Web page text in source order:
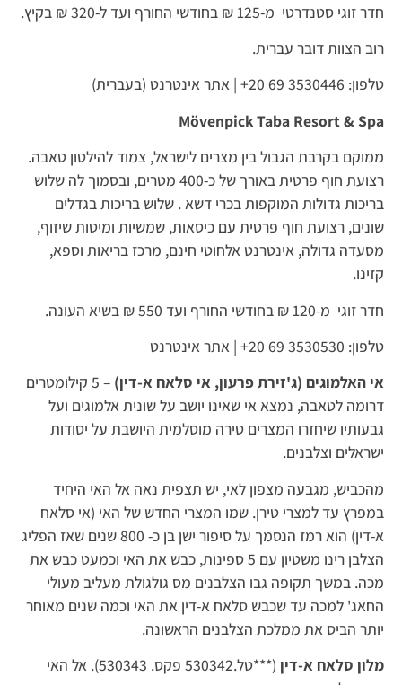
חדר זוגי סטנדרטי מ-125 ₪ בחודשי החורף ועד ל-320 ₪ בקיץ.
רוב הצוות דובר עברית.
טלפון: 3530446 69 20+ | אתר אינטרנט (בעברית)
Mövenpick Taba Resort & Spa
ממוקם בקרבת הגבול בין מצרים לישראל, צמוד להילטון טאבה.
רצועת חוף פרטית באורך של כ-400 מטרים, ובסמוך לה שלוש
בריכות גדולות המוקפות בכרי דשא . שלוש בריכות בגדלים
שונים, רצועת חוף פרטית עם כיסאות, שמשיות ומיטות שיזוף,
מסעדה גדולה, אינטרנט אלחוטי חינם, מרכז בריאות וספא,
קזינו.
חדר זוגי מ-120 ₪ בחודשי החורף ועד 550 ₪ בשיא העונה.
טלפון: 3530530 69 20+ | אתר אינטרנט
אי האלמוגים (ג'זירת פרעון, אי סלאח א-דין)
– 5 קילומטרים
דרומה לטאבה, נמצא אי שאינו יושב על שונית אלמוגים ועל
גבעותיו שיחזרו המצרים טירה מוסלמית היושבת על יסודות
ישראלים וצלבנים.
מהכביש, מגבעה מצפון לאי, יש תצפית נאה אל האי היחיד
במפרץ עד למצרי טירן. שמו המצרי החדש של האי (אי סלאח
א-דין) הוא רמז הנסמך על סיפור ישן בן כ- 800 שנים שאז הפליג
הצלבן רינו משטיון עם 5 ספינות, כבש את האי וכמעט כבש את
מכה. במשך תקופה גבו הצלבנים מס גולגולת מעליב מעולי
החאג' למכה עד שכבש סלאח א-דין את האי וכמה שנים מאוחר
יותר הביס את ממלכת הצלבנים הראשונה.
מלון סלאח א-דין
(***טל.530342 פקס. 530343). אל האי